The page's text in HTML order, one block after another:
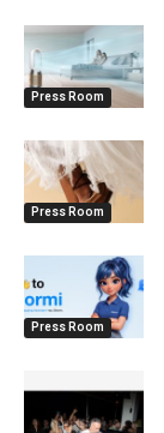
Press Room
Press Room
Press Room